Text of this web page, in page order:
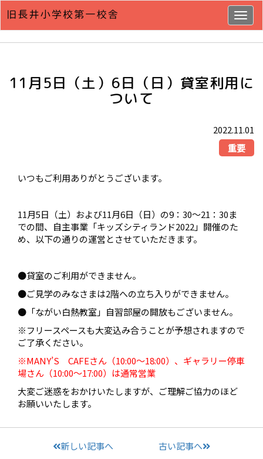
11月5日（土）6日（日）貸室利用に
ついて
2022.11.01
重要
いつもご利用ありがとうございます。
11月5日（土）および11月6日（日）の9：30～21：30ま
での間、自主事業「キッズシティランド2022」開催のた
め、以下の通りの運営とさせていただきます。
●貸室のご利用ができません。
●ご見学のみなさまは2階への立ち入りができません。
●「ながい白熱教室」自習部屋の開放もございません。
※フリースペースも大変込み合うことが予想されますので
ご了承ください。
※MANY’S CAFEさん（10:00～18:00）、ギャラリー停車
場さん（10:00～17:00）は通常営業
大変ご迷惑をおかけいたしますが、ご理解ご協力のほど
お願いいたします。
新しい記事へ 古い記事へ